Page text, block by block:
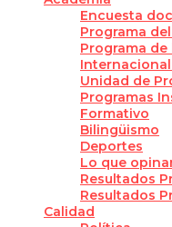
Encuesta
Programa
Programa de
Unidad de
Programas
Formativo
Bilingüismo
Deportes
Lo que
Resultados
Resultados
Calidad